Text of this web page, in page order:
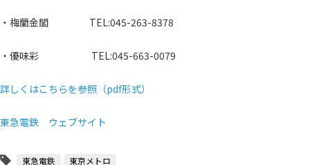
・梅蘭金閣 TEL:045-263-8378
・優味彩 TEL:045-663-0079
詳しくはこちらを参照（pdf形式）
東急電鉄 ウェブサイト
東急電鉄 東京メトロ